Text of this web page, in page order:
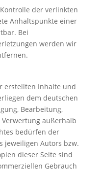
der verlinkten
Anhaltspunkte einer
Bei
werden wir
erstellten Inhalte und
dem deutschen
Bearbeitung,
außerhalb
bedürfen der
jeweiligen Autors bzw.
dieser Seite sind
Gebrauch